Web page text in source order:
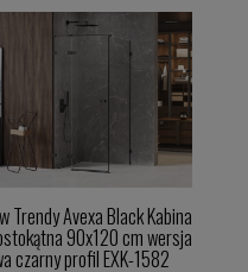
Trendy Avexa Black Kabina
90x120 cm wersja
czarny profil EXK-1582